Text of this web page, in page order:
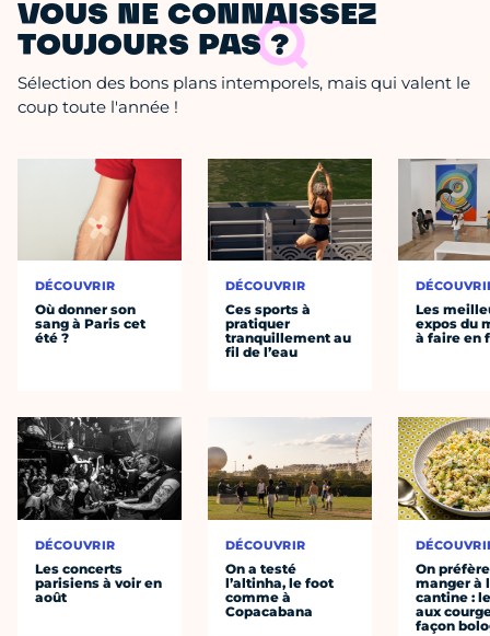
VOUS NE CONNAISSEZ
TOUJOURS PAS ?
Sélection des bons plans intemporels, mais qui valent le
coup toute l'année !
DÉCOUVRIR
Où donner son
sang à Paris cet
été ?
DÉCOUVRIR
Les concerts
parisiens à voir en
août
DÉCOUVRIR
Ces sports à
pratiquer
tranquillement au
fil de l’eau
DÉCOUVRIR
On a testé
l’altinha, le foot
comme à
Copacabana
Les
expos du
à faire en
On préfère
manger à
cantine :
aux
façon